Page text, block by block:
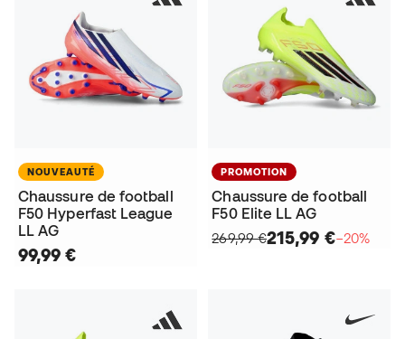
NOUVEAUTÉ
Chaussure de football
F50 Hyperfast League
LL AG
99,99 €
PROMOTION
Chaussure de football
F50 Elite LL AG
269,99 €215,99 €−20%